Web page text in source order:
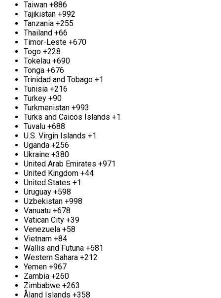
Taiwan +886
Tajikistan +992
Tanzania +255
Thailand +66
Timor-Leste +670
Togo +228
Tokelau +690
Tonga +676
Trinidad and Tobago +1
Tunisia +216
Turkey +90
Turkmenistan +993
Turks and Caicos Islands +1
Tuvalu +688
U.S. Virgin Islands +1
Uganda +256
Ukraine +380
United Arab Emirates +971
United Kingdom +44
United States +1
Uruguay +598
Uzbekistan +998
Vanuatu +678
Vatican City +39
Venezuela +58
Vietnam +84
Wallis and Futuna +681
Western Sahara +212
Yemen +967
Zambia +260
Zimbabwe +263
Åland Islands +358